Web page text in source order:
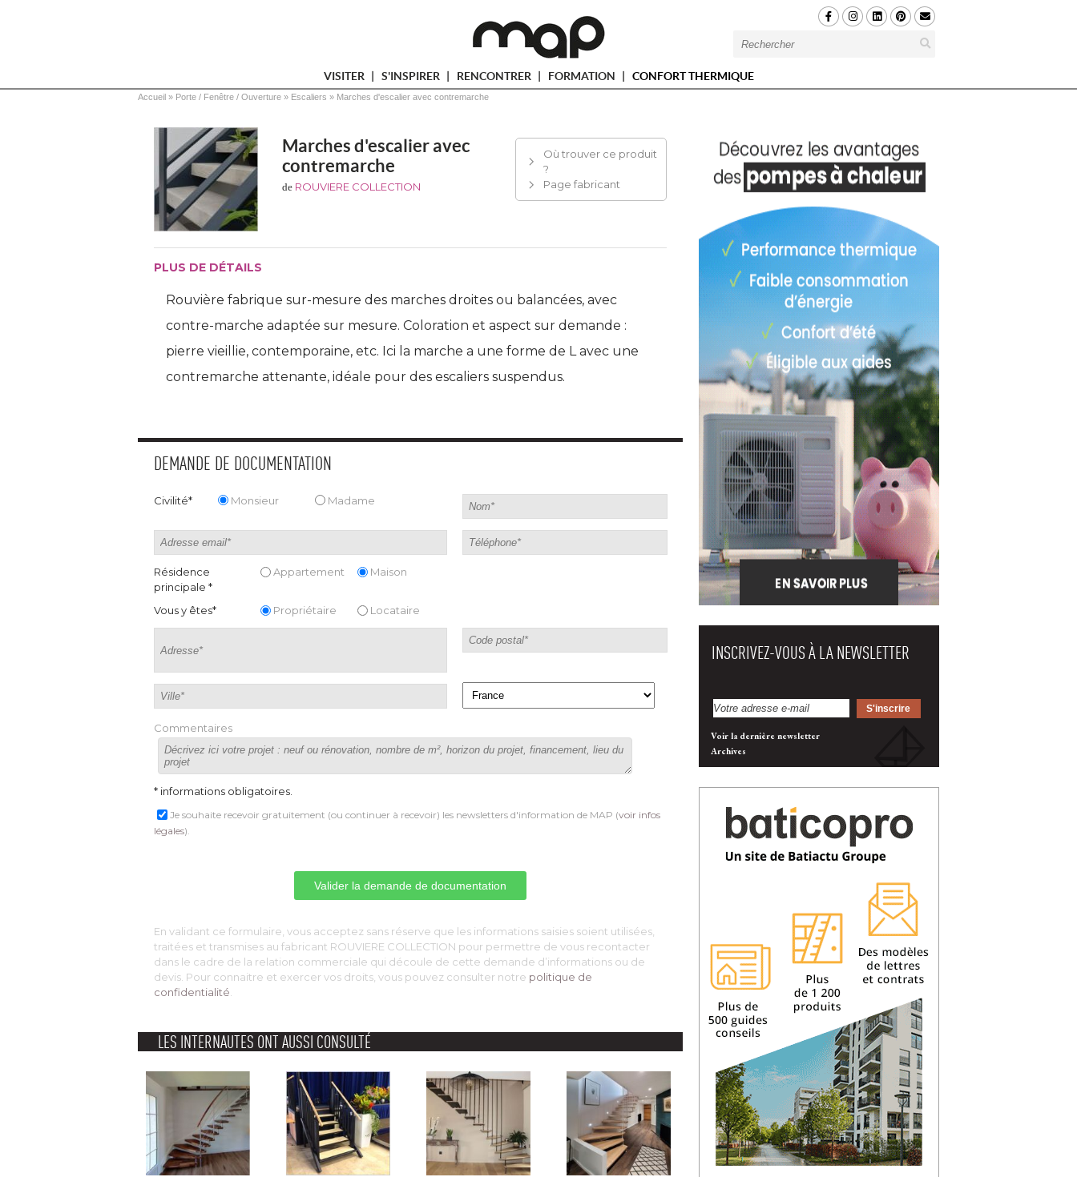
VISITER S'INSPIRER RENCONTRER FORMATION CONFORT THERMIQUE
Vous êtes ici
Accueil » Porte / Fenêtre / Ouverture » Escaliers » Marches d'escalier avec contremarche
Marches d'escalier avec
contremarche
de ROUVIERE COLLECTION
Où trouver ce produit
?
Page fabricant
PLUS DE DÉTAILS
Rouvière fabrique sur-mesure des marches droites ou balancées, avec
contre-marche adaptée sur mesure. Coloration et aspect sur demande :
pierre vieillie, contemporaine, etc. Ici la marche a une forme de L avec une
contremarche attenante, idéale pour des escaliers suspendus.
DEMANDE DE DOCUMENTATION
Civilité* Monsieur Madame
Résidence
principale *
Appartement Maison
Vous y êtes* Propriétaire Locataire
Commentaires
* informations obligatoires.
Je souhaite recevoir gratuitement (ou continuer à recevoir) les newsletters d'information de MAP (voir infos
légales).
En validant ce formulaire, vous acceptez sans réserve que les informations saisies soient utilisées,
traitées et transmises au fabricant ROUVIERE COLLECTION pour permettre de vous recontacter
dans le cadre de la relation commerciale qui découle de cette demande d’informations ou de
devis. Pour connaitre et exercer vos droits, vous pouvez consulter notre politique de
confidentialité
LES INTERNAUTES ONT AUSSI CONSULTÉ
INSCRIVEZ-VOUS À LA NEWSLETTER
Voir la dernière newsletter
Archives